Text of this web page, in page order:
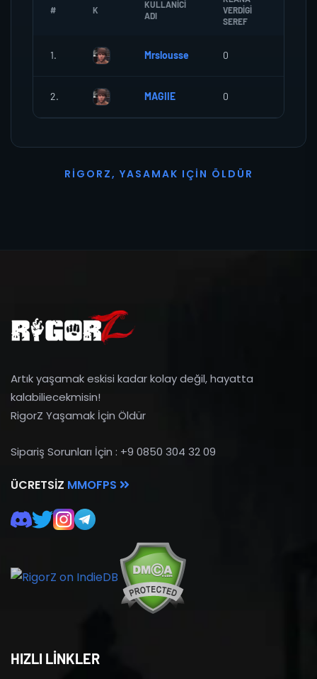
# K
KULLANICI
ADI
VERDIGI
SEREF
1. Mrslousse 0
2. MAGIIE 0
R I G O R Z, YASAMAK I ÇI N Ö L D Ü R
Artık yaşamak eskisi kadar kolay değil, hayatta
kalabiliecekmisin!
RigorZ Yaşamak İçin Öldür
Sipariş Sorunları İçin : +9 0850 304 32 09
ÜCRETSIZ MMOFPS
HIZLI LİNKLER